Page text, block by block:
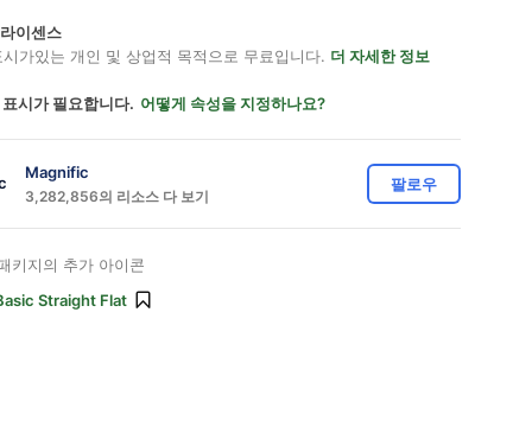
이센스
가있는 개인 및 상업적 목적으로 무료입니다. 더 자세한 정보
시가 필요합니다. 어떻게 속성을 지정하나요?
Magnific
3,282,856의 리소스 다 보기
팔로우
키지의 추가 아이콘
Straight Flat